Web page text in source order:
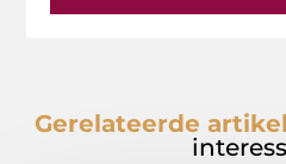
Gerelateerde